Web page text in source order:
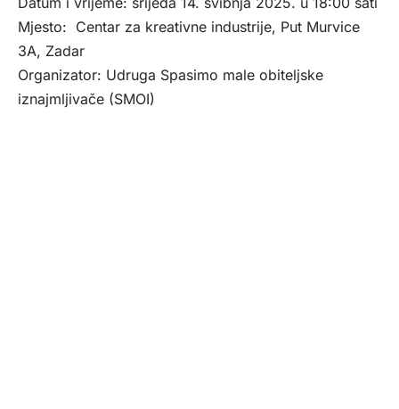
Mjesto: Centar za kreativne industrije, Put Murvice
3A, Zadar
Organizator: Udruga Spasimo male obiteljske
iznajmljivače (SMOI)